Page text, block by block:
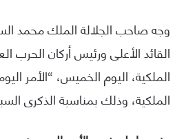
وجه صاحب الجلالة الملك محمد
القائد الأعلى ورئيس أركان الحرب
الملكية، اليوم الخميس، “الأمر
الملكية، وذلك بمناسبة الذكرى